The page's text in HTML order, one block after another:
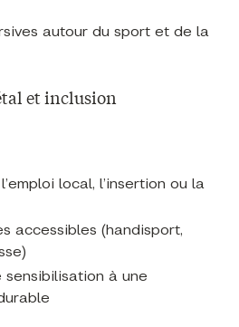
autour du sport et de la
et inclusion
local, l’insertion ou la
accessibles (handisport,
à une